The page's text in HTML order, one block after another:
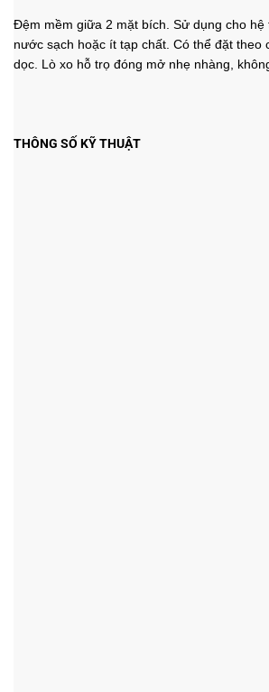
Đệm mềm giữa 2 mặt bích. Sử dụng cho hệ
nước sạch hoặc ít tạp chất. Có thể đặt theo
dọc. Lò xo hỗ trọ đóng mở nhẹ nhàng,
THÔNG SỐ KỸ THUẬT